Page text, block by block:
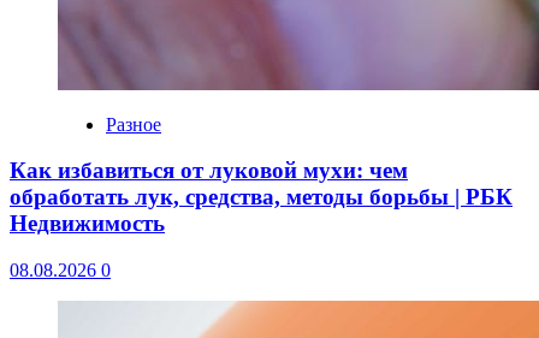
Разное
Как избавиться от луковой мухи: чем
обработать лук, средства, методы борьбы | РБК
Недвижимость
08.08.2026 0